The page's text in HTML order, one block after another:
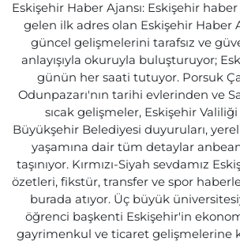
Eskişehir Haber Ajansı: Eskişehir
gelen ilk adres olan Eskişehir Haber
güncel gelişmelerini tarafsız ve
anlayışıyla okuruyla buluşturuyor;
günün her saati tutuyor. Porsuk
Odunpazarı'nın tarihi evlerinden ve
sıcak gelişmeler, Eskişehir
Büyükşehir Belediyesi duyuruları,
yaşamına dair tüm detaylar anbean
taşınıyor. Kırmızı-Siyah sevdamız
özetleri, fikstür, transfer ve spor
burada atıyor. Üç büyük
öğrenci başkenti Eskişehir'in
gayrimenkul ve ticaret gelişmelerine